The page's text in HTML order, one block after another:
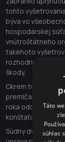
tohto
býva vo
hospodárskej
vnútroštátneho
takéhoto
rozhodnutie
škody.
Okrem toho
premlčacej
roka odo dňa,
konštatuje
Súdny dvor teda
Táto
súhlas